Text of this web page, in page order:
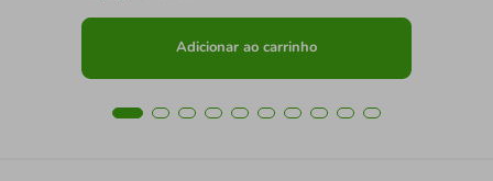
Adicionar ao carrinho